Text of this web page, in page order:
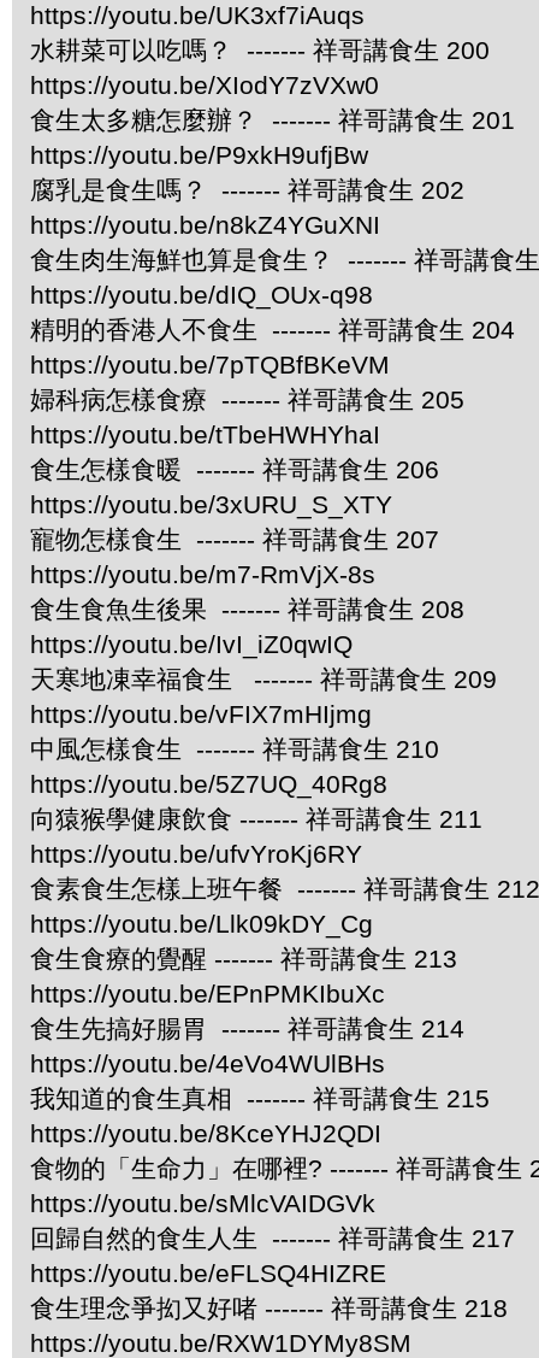
https://youtu.be/UK3xf7iAuqs
水耕菜可以吃嗎？ ------- 祥哥講食生 200
https://youtu.be/XIodY7zVXw0
食生太多糖怎麼辦？ ------- 祥哥講食生 201
https://youtu.be/P9xkH9ufjBw
腐乳是食生嗎？ ------- 祥哥講食生 202
https://youtu.be/n8kZ4YGuXNI
食生肉生海鮮也算是食生？ ------- 祥哥講食
https://youtu.be/dIQ_OUx-q98
精明的香港人不食生 ------- 祥哥講食生 204
https://youtu.be/7pTQBfBKeVM
婦科病怎樣食療 ------- 祥哥講食生 205
https://youtu.be/tTbeHWHYhaI
食生怎樣食暖 ------- 祥哥講食生 206
https://youtu.be/3xURU_S_XTY
寵物怎樣食生 ------- 祥哥講食生 207
https://youtu.be/m7-RmVjX-8s
食生食魚生後果 ------- 祥哥講食生 208
https://youtu.be/IvI_iZ0qwIQ
天寒地凍幸福食生 ------- 祥哥講食生 209
https://youtu.be/vFIX7mHIjmg
中風怎樣食生 ------- 祥哥講食生 210
https://youtu.be/5Z7UQ_40Rg8
向猿猴學健康飲食 ------- 祥哥講食生 211
https://youtu.be/ufvYroKj6RY
食素食生怎樣上班午餐 ------- 祥哥講食生 212
https://youtu.be/Llk09kDY_Cg
食生食療的覺醒 ------- 祥哥講食生 213
https://youtu.be/EPnPMKIbuXc
食生先搞好腸胃 ------- 祥哥講食生 214
https://youtu.be/4eVo4WUlBHs
我知道的食生真相 ------- 祥哥講食生 215
https://youtu.be/8KceYHJ2QDI
食物的「生命力」在哪裡? ------- 祥哥講食生
https://youtu.be/sMlcVAIDGVk
回歸自然的食生人生 ------- 祥哥講食生 217
https://youtu.be/eFLSQ4HIZRE
食生理念爭抝又好啫 ------- 祥哥講食生 218
https://youtu.be/RXW1DYMy8SM